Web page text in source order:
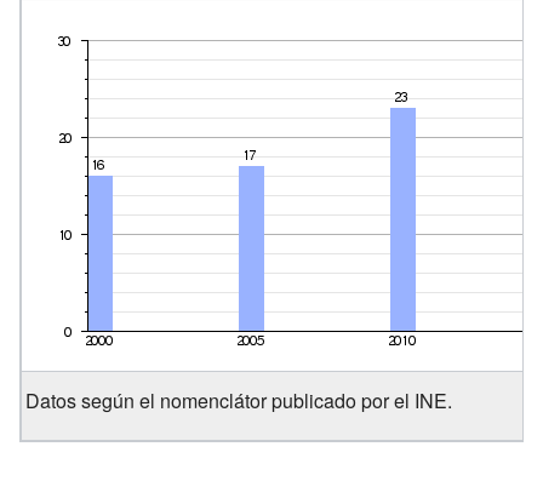
Datos según el nomenclátor publicado por el INE.